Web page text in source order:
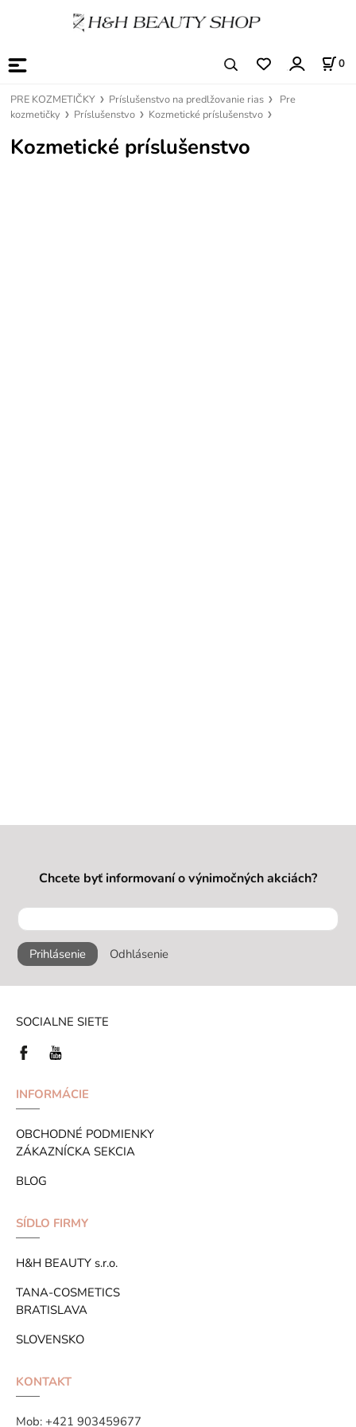
0
PRE KOZMETIČKY Príslušenstvo na predlžovanie rias
Pre
kozmetičky
Príslušenstvo Kozmetické príslušenstvo
Kozmetické príslušenstvo
Chcete byť informovaní o výnimočných akciách?
Prihlásenie Odhlásenie
SOCIALNE SIETE
INFORMÁCIE
OBCHODNÉ PODMIENKY
ZÁKAZNÍCKA SEKCIA
BLOG
SÍDLO FIRMY
H&H BEAUTY s.r.o.
TANA-COSMETICS
BRATISLAVA
SLOVENSKO
KONTAKT
Mob: +421 903459677